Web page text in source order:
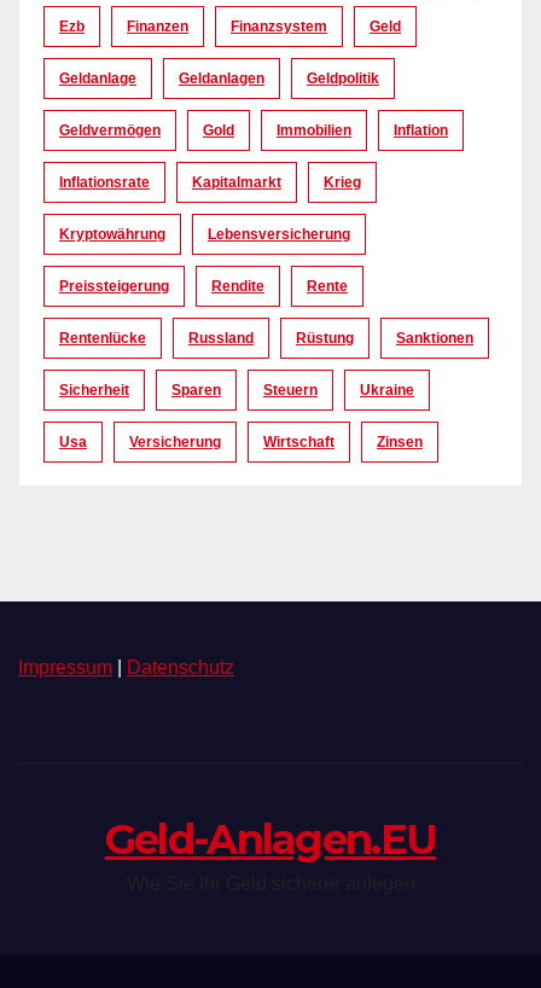
Ezb Finanzen Finanzsystem Geld
Geldanlage Geldanlagen Geldpolitik
Geldvermögen Gold Immobilien Inflation
Inflationsrate Kapitalmarkt Krieg
Kryptowährung Lebensversicherung
Preissteigerung Rendite Rente
Rentenlücke Russland Rüstung Sanktionen
Sicherheit Sparen Steuern Ukraine
Usa Versicherung Wirtschaft Zinsen
Impressum Datenschutz
Geld-Anlagen.EU